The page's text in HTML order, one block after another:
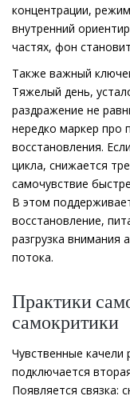
концентрации,
внутренний
частях, фон
Также важный
Тяжелый день,
раздражение не
нередко маркер про
восстановления.
цикла, снижается
самочувствие
В этом
восстановление,
разгрузка
потока.
Практики
самокритики
Чувственные качели
подключается
Появляется связка: